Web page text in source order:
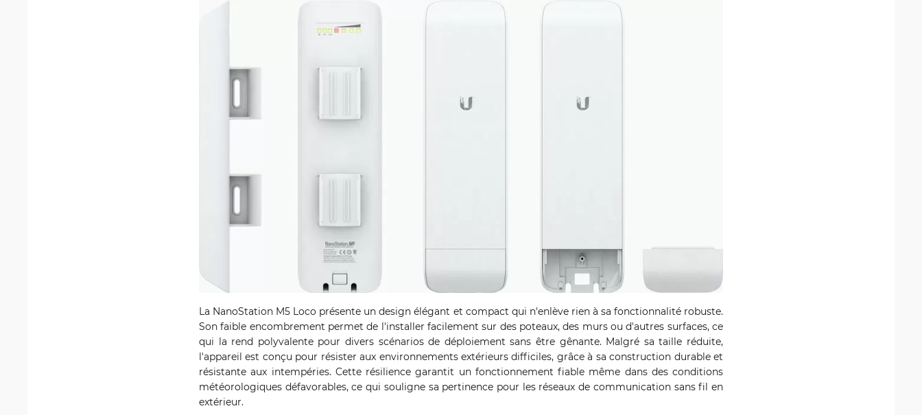
La NanoStation M5 Loco présente un design élégant et compact qui n'enlève rien à sa fonctionnalité robuste.
Son faible encombrement permet de l'installer facilement sur des poteaux, des murs ou d'autres surfaces, ce
qui la rend polyvalente pour divers scénarios de déploiement sans être gênante. Malgré sa taille réduite,
l'appareil est conçu pour résister aux environnements extérieurs difficiles, grâce à sa construction durable et
résistante aux intempéries. Cette résilience garantit un fonctionnement fiable même dans des conditions
météorologiques défavorables, ce qui souligne sa pertinence pour les réseaux de communication sans fil en
extérieur.